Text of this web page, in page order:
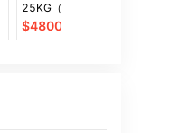
25KG（單支）／整體啞鈴／重
啞鈴／重量訓練
$4800